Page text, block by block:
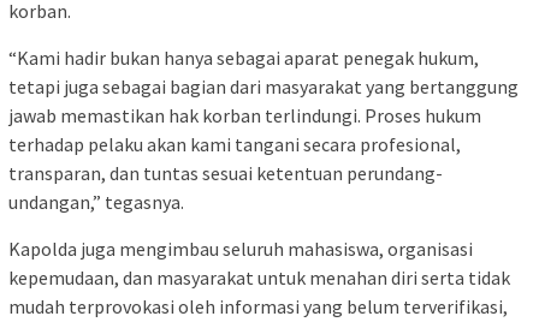
korban.
“Kami hadir bukan hanya sebagai aparat penegak hukum,
tetapi juga sebagai bagian dari masyarakat yang bertanggung
jawab memastikan hak korban terlindungi. Proses hukum
terhadap pelaku akan kami tangani secara profesional,
transparan, dan tuntas sesuai ketentuan perundang-
undangan,” tegasnya.
Kapolda juga mengimbau seluruh mahasiswa, organisasi
kepemudaan, dan masyarakat untuk menahan diri serta tidak
mudah terprovokasi oleh informasi yang belum terverifikasi,